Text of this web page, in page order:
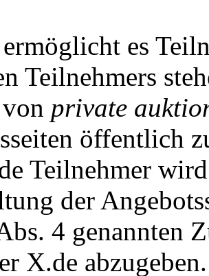
es
Teilnehmers
private
öffentlich
Teilnehmer
der
4 genannten
X.de